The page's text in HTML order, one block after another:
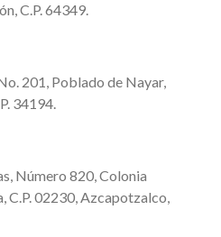
C.P. 64349.
201, Poblado de Nayar,
34194.
Número 820, Colonia
C.P. 02230, Azcapotzalco,